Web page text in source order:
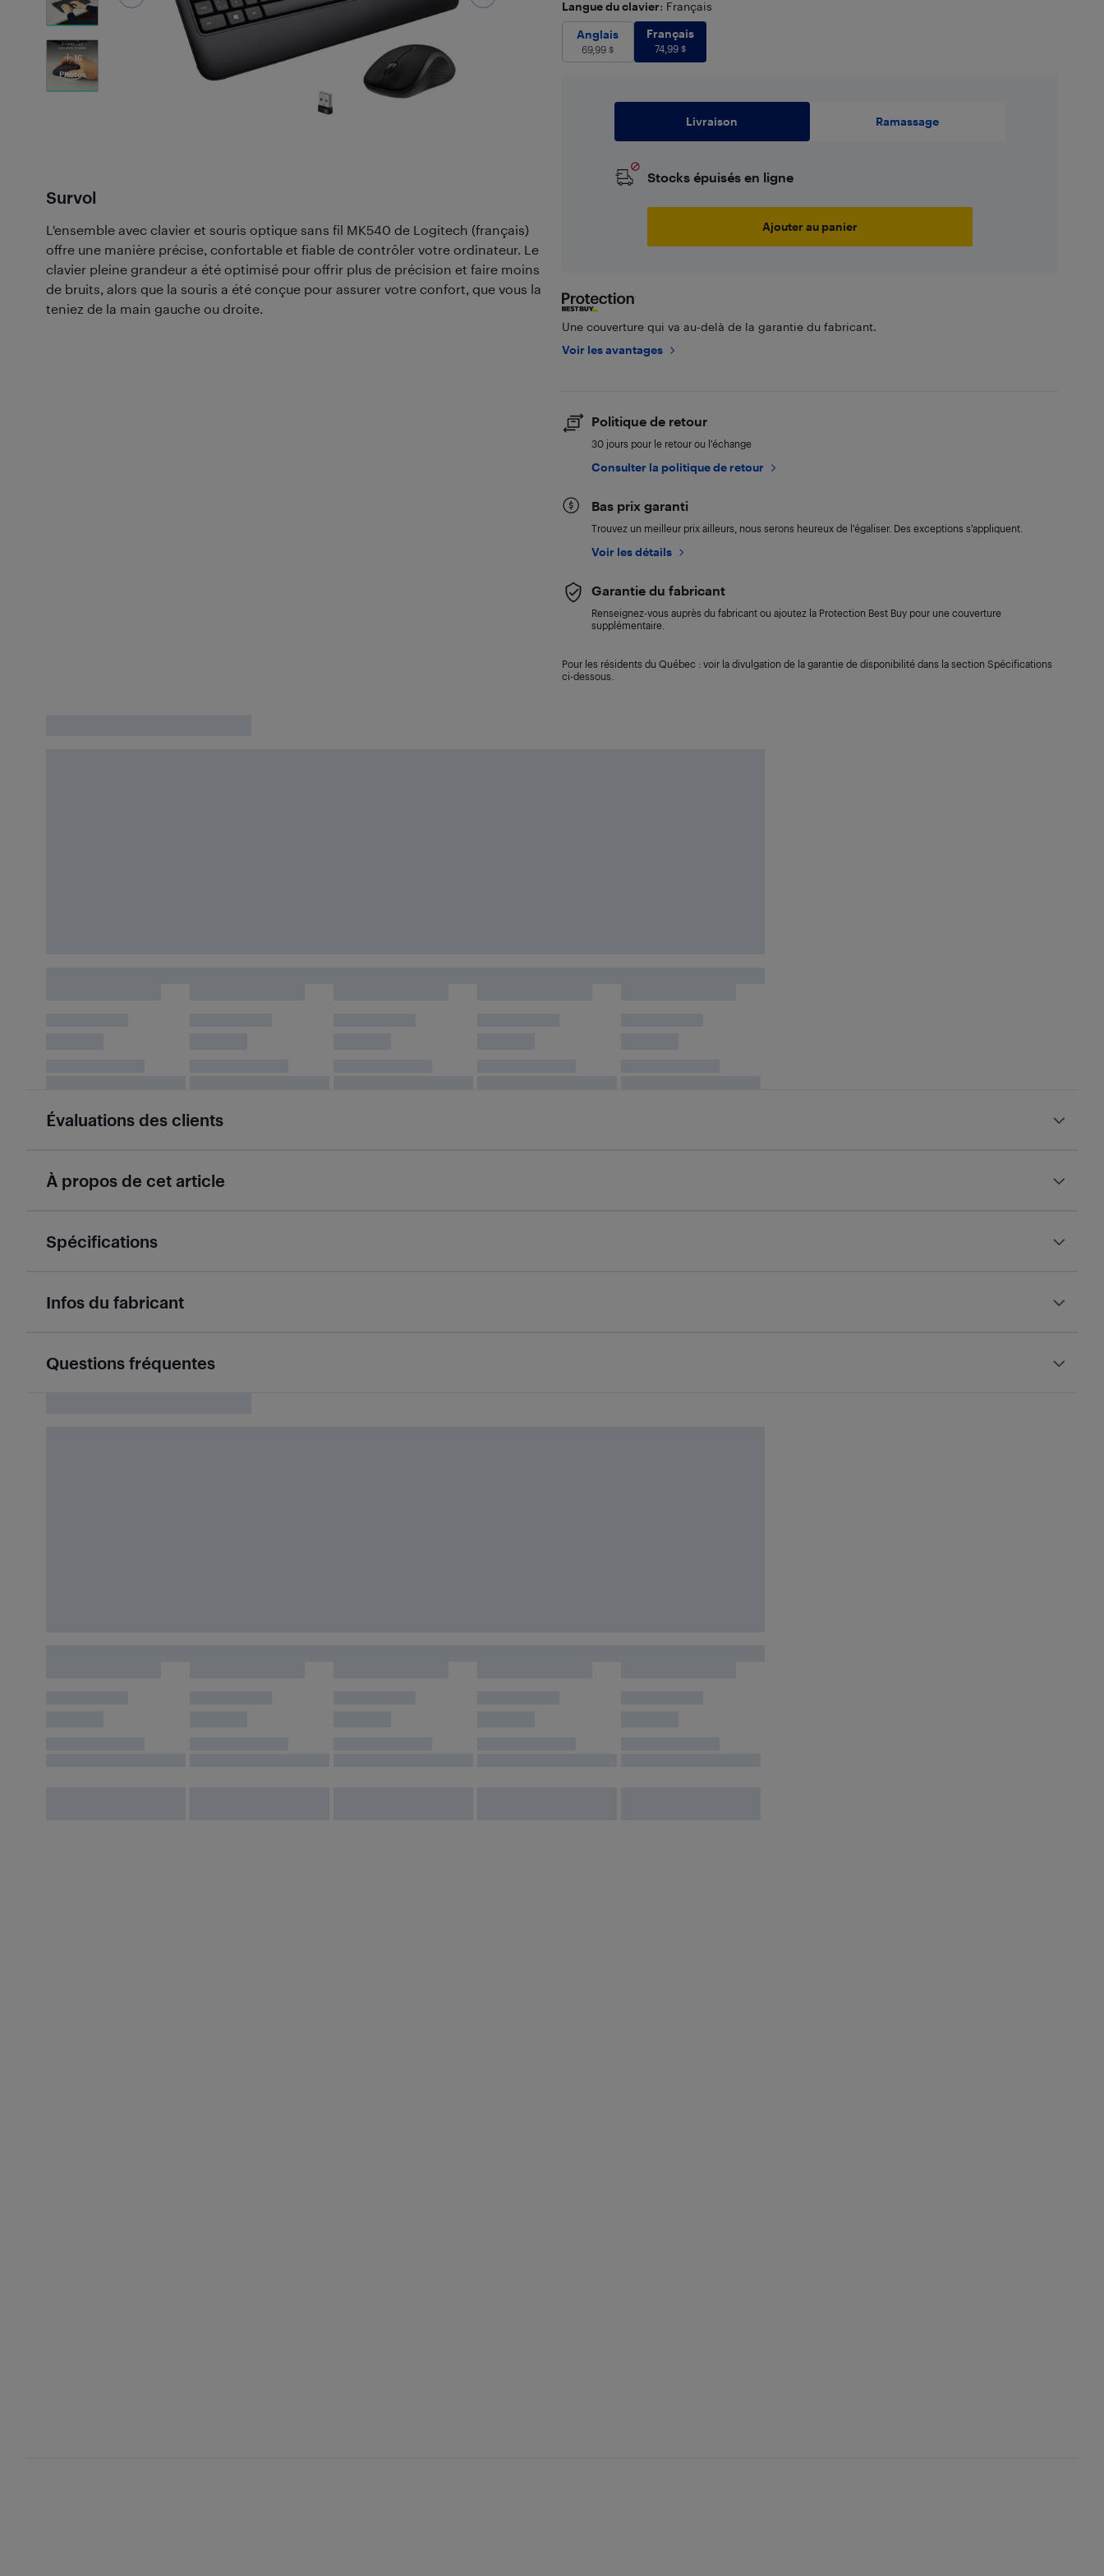
16
Photos
Survol
L'ensemble avec clavier et souris optique sans fil MK540 de Logitech (français)
offre une manière précise, confortable et fiable de contrôler votre ordinateur. Le
clavier pleine grandeur a été optimisé pour offrir plus de précision et faire moins
de bruits, alors que la souris a été conçue pour assurer votre confort, que vous la
teniez de la main gauche ou droite.
Langue du clavier: Français
Anglais
69,99$
Anglais
69,99 $
Français
Français
74,99$
Livraison Ramassage
Stocks épuisés en ligne
Ajouter au panier
Une couverture qui va au-delà de la garantie du fabricant.
Voir les avantages
Politique de retour
30 jours pour le retour ou l’échange
Consulter la politique de retour
Bas prix garanti
Trouvez un meilleur prix ailleurs, nous serons heureux de l’égaliser. Des exceptions s’appliquent.
Voir les détails
Garantie du fabricant
Renseignez-vous auprès du fabricant ou ajoutez la Protection Best Buy pour une couverture
supplémentaire.
Pour les résidents du Québec : voir la divulgation de la garantie de disponibilité dans la section Spécifications
ci-dessous.
Évaluations des clients
À propos de cet article
Spécifications
Infos du fabricant
Questions fréquentes